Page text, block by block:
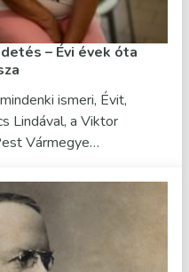
– Évi évek óta
ismeri, Évit,
Lindával, a Viktor
Vármegye…